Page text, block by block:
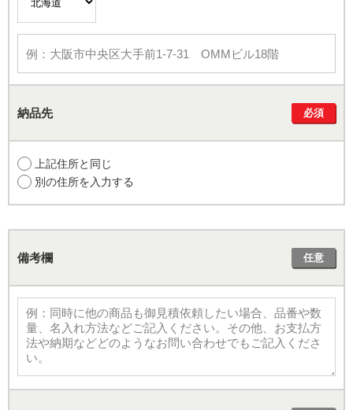
納品先 必須
上記住所と同じ
別の住所を入力する
備考欄 任意